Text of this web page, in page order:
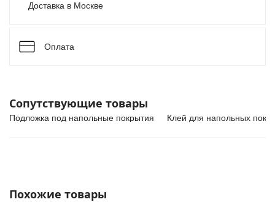
Доставка в Москве
Оплата
Сопутствующие товары
Подложка под напольные покрытия Клей для напольных
Похожие товары